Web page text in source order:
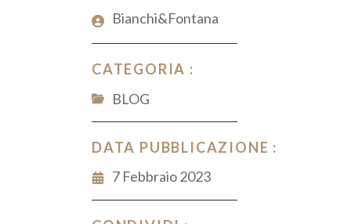
Bianchi&Fontana
CATEGORIA :
BLOG
DATA PUBBLICAZIONE :
7 Febbraio 2023